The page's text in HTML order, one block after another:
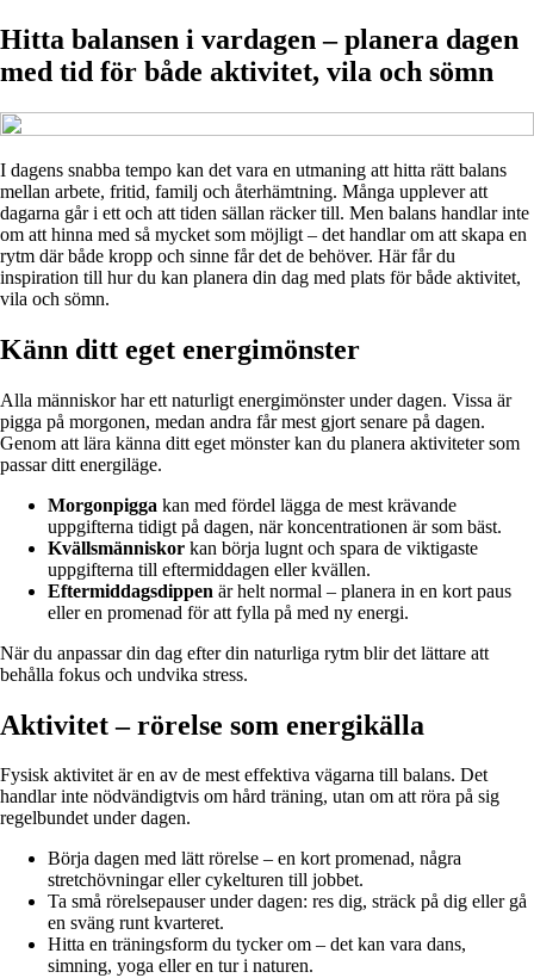
Hitta balansen i vardagen – planera dagen
med tid för både aktivitet, vila och sömn
I dagens snabba tempo kan det vara en utmaning att hitta rätt balans
mellan arbete, fritid, familj och återhämtning. Många upplever att
dagarna går i ett och att tiden sällan räcker till. Men balans handlar inte
om att hinna med så mycket som möjligt – det handlar om att skapa en
rytm där både kropp och sinne får det de behöver. Här får du
inspiration till hur du kan planera din dag med plats för både aktivitet,
vila och sömn.
Känn ditt eget energimönster
Alla människor har ett naturligt energimönster under dagen. Vissa är
pigga på morgonen, medan andra får mest gjort senare på dagen.
Genom att lära känna ditt eget mönster kan du planera aktiviteter som
passar ditt energiläge.
Morgonpigga kan med fördel lägga de mest krävande
uppgifterna tidigt på dagen, när koncentrationen är som bäst.
Kvällsmänniskor kan börja lugnt och spara de viktigaste
uppgifterna till eftermiddagen eller kvällen.
Eftermiddagsdippen är helt normal – planera in en kort paus
eller en promenad för att fylla på med ny energi.
När du anpassar din dag efter din naturliga rytm blir det lättare att
behålla fokus och undvika stress.
Aktivitet – rörelse som energikälla
Fysisk aktivitet är en av de mest effektiva vägarna till balans. Det
handlar inte nödvändigtvis om hård träning, utan om att röra på sig
regelbundet under dagen.
Börja dagen med lätt rörelse – en kort promenad, några
stretchövningar eller cykelturen till jobbet.
Ta små rörelsepauser under dagen: res dig, sträck på dig eller gå
en sväng runt kvarteret.
Hitta en träningsform du tycker om – det kan vara dans,
simning, yoga eller en tur i naturen.